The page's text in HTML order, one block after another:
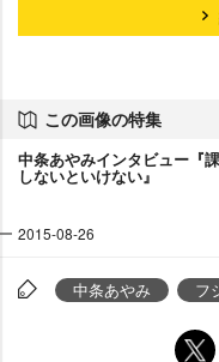
この画像の特集
中条あやみインタビュー『
しないといけない』
2015-08-26
中条あやみ フ